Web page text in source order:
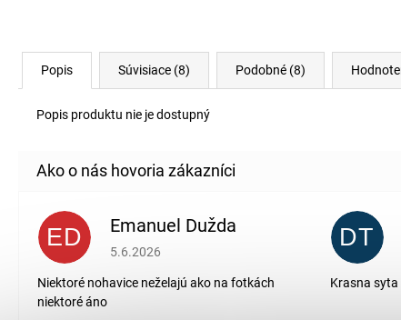
Popis Súvisiace (8) Podobné (8)
Popis produktu nie je dostupný
ED Emanuel Dužda
Hodnotenie obchodu je 2 z 5 hviezdičiek.
5.6.2026
Niektoré nohavice neželajú ako na fotkách
niektoré áno
DT
Krasna syta